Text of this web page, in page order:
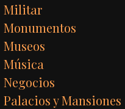
Militar
Monumentos
Museos
Música
Negocios
Palacios y Mansiones